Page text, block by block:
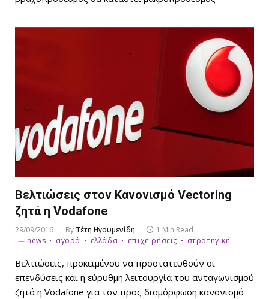
Βελτιώσεις στον Κανονισμό Vectoring
ζητά η Vodafone
29/09/2016 By Τέτη Ηγουμενίδη
1 Min Read
news
αγορά ελλάδα επιχειρήσεις στρατηγική
Bελτιώσεις, προκειμένου να προστατευθούν οι
επενδύσεις και η εύρυθμη λειτουργία του ανταγωνισμού
ζητά η Vodafone για τον προς διαμόρφωση κανονισμό